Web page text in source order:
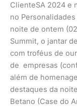
ClienteSA 2024 e
no
noite de ontem
Summit, o jantar
com troféus de
de empresas
além de
destaques da
Betano (Case do